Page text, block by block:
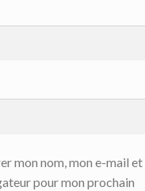
mon nom, mon e-mail
pour mon prochain